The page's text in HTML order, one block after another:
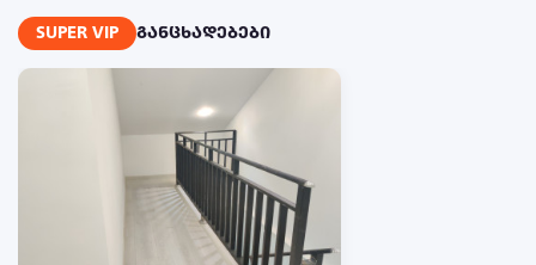
SUPER VIP განცხადებები